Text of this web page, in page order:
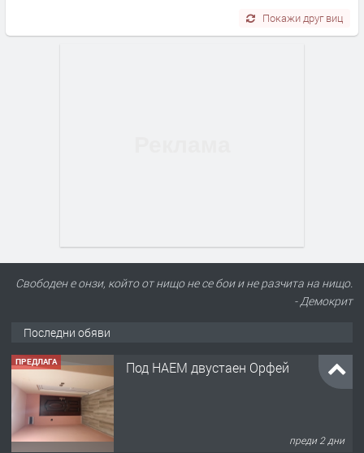
Покажи друг виц
Свободен е онзи, който от нищо не се бои и не разчита на нищо.
- Демокрит
Последни обяви
ПРЕДЛАГА
Нов апартамент на ул. Липа до
преди 2 дни